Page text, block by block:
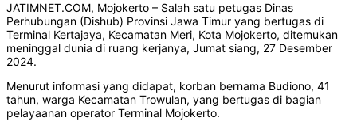
JATIMNET.COM, Mojokerto – Salah satu petugas Dinas
Perhubungan (Dishub) Provinsi Jawa Timur yang bertugas di
Terminal Kertajaya, Kecamatan Meri, Kota Mojokerto, ditemukan
meninggal dunia di ruang kerjanya, Jumat siang, 27 Desember
2024.
Menurut informasi yang didapat, korban bernama Budiono, 41
tahun, warga Kecamatan Trowulan, yang bertugas di bagian
pelayaanan operator Terminal Mojokerto.